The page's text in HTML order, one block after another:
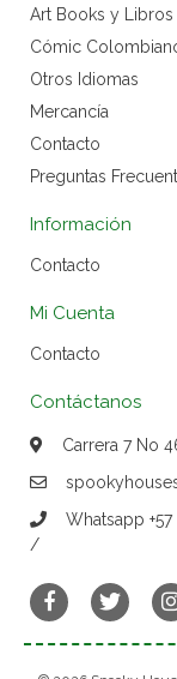
Art Books y Libros
Cómic
Otros Idiomas
Mercancía
Contacto
Preguntas
Información
Contacto
Mi Cuenta
Contacto
Contáctanos
Carrera 7 No
Whatsapp
/